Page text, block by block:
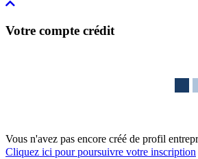
Votre compte crédit
Vous n'avez pas encore créé de profil
Cliquez ici pour poursuivre votre inscription